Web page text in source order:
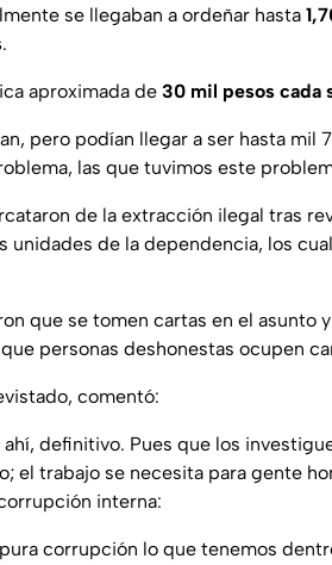
se llegaban a ordeñar hasta
.
aproximada de 30 mil pesos cada
pero podían llegar a ser hasta mil
las que tuvimos este
de la extracción ilegal tras
unidades de la dependencia, los
que se tomen cartas en el asunto
personas deshonestas ocupen
comentó:
definitivo. Pues que los
el trabajo se necesita para gente
interna:
corrupción lo que tenemos